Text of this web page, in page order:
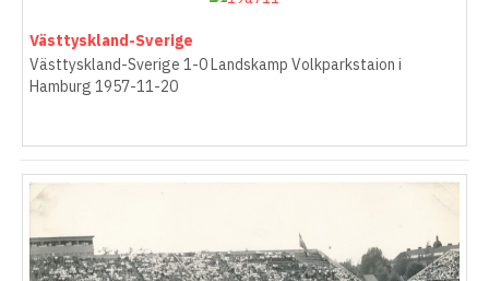
Västtyskland-Sverige
Västtyskland-Sverige 1-0 Landskamp Volkparkstaion i
Hamburg 1957-11-20